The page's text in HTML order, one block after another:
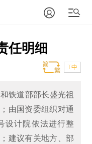
任明细
T中
铁道部部长盛光祖
由国资委组织对通
设计院依法进行整
建议有关地方、部